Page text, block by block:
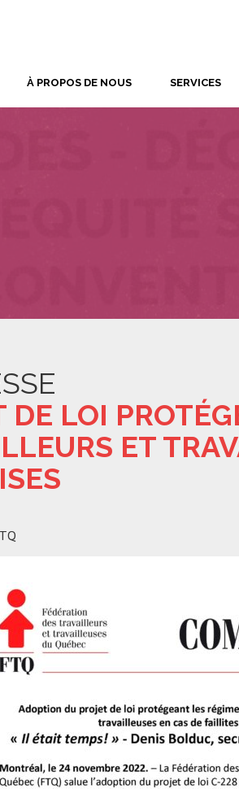
À PROPOS DE NOUS SERVICES
LOI
ET